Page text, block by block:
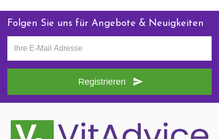
Folgen Sie uns für Angebote & Neuigkeiten
Registrieren